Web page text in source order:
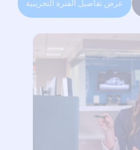
عرض تفاصيل الفترة التجريبية